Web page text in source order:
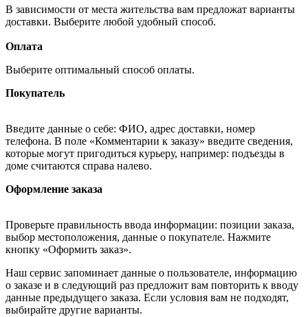
В зависимости от места жительства вам предложат варианты
доставки. Выберите любой удобный способ.
Оплата
Выберите оптимальный способ оплаты.
Покупатель
Введите данные о себе: ФИО, адрес доставки, номер
телефона. В поле «Комментарии к заказу» введите сведения,
которые могут пригодиться курьеру, например: подъезды в
доме считаются справа налево.
Оформление заказа
Проверьте правильность ввода информации: позиции заказа,
выбор местоположения, данные о покупателе. Нажмите
кнопку «Оформить заказ».
Наш сервис запоминает данные о пользователе, информацию
о заказе и в следующий раз предложит вам повторить к вводу
данные предыдущего заказа. Если условия вам не подходят,
выбирайте другие варианты.